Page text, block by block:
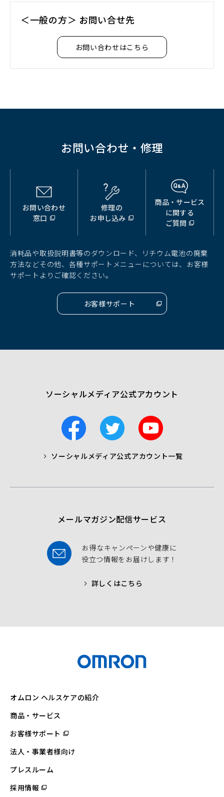
＜一般の方＞ お問い合せ先
お問い合わせはこちら
お問い合わせ・修理
お問い合わせ
窓口
（別
ウ
ド
ウ
で
開
修理の
お申し込み
（別
ウ
ド
ウ
く）
商品・サービス
に関する
ご質問
（別
ウ
ィ
ド
消耗品や取扱説明書等のダウンロード、リチウム電池の廃棄
方法などその他、各種サポートメニューについては、お客様
サポートよりご確認ください。
お客様サポート
（別
ウ
ウ
ソーシャルメディア公式アカウント
F
a
a
o
T
w
t
r
Y
o
t
e
ソーシャルメディア公式アカウント一覧
メールマガジン配信サービス
お得なキャンペーンや健康に
役立つ情報をお届けします！
詳しくはこちら
オムロン ヘルスケアの紹介
商品・サービス
お客様サポート （別
ィ
ン
法人・事業者様向け
プレスルーム
採用情報 （別